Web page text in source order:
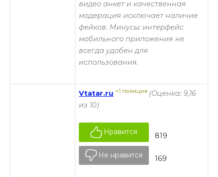
видео анкет и качественная
модерация исключает наличие
фейков. Минусы: интерфейс
мобильного приложения не
всегда удобен для
использования.
Vtatar.ru +1 позиция (Оценка: 9,16
из 10)
Нравится 819
Не нравится 169